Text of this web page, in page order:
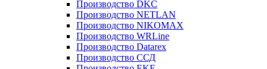
Производство DKC
Производство NETLAN
Производство NIKOMAX
Производство WRLine
Производство Datarex
Производство ССД